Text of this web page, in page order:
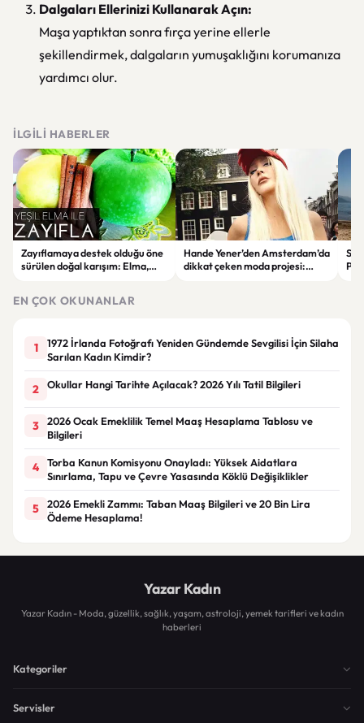
Dalgaları Ellerinizi Kullanarak Açın:
Maşa yaptıktan sonra fırça yerine ellerle
şekillendirmek, dalgaların yumuşaklığını korumanıza
yardımcı olur.
İLGILI HABERLER
Zayıflamaya destek olduğu öne
sürülen doğal karışım: Elma,
Hande Yener’den Amsterdam’da
dikkat çeken moda projesi:
EN ÇOK OKUNANLAR
1
1972 İrlanda Fotoğrafı Yeniden Gündemde Sevgilisi İçin Silaha
Sarılan Kadın Kimdir?
2 Okullar Hangi Tarihte Açılacak? 2026 Yılı Tatil Bilgileri
3
2026 Ocak Emeklilik Temel Maaş Hesaplama Tablosu ve
Bilgileri
4
Torba Kanun Komisyonu Onayladı: Yüksek Aidatlara
Sınırlama, Tapu ve Çevre Yasasında Köklü Değişiklikler
5
2026 Emekli Zammı: Taban Maaş Bilgileri ve 20 Bin Lira
Ödeme Hesaplama!
Yazar Kadın
Yazar Kadın - Moda, güzellik, sağlık, yaşam, astroloji, yemek tarifleri ve kadın
haberleri
Kategoriler
Servisler